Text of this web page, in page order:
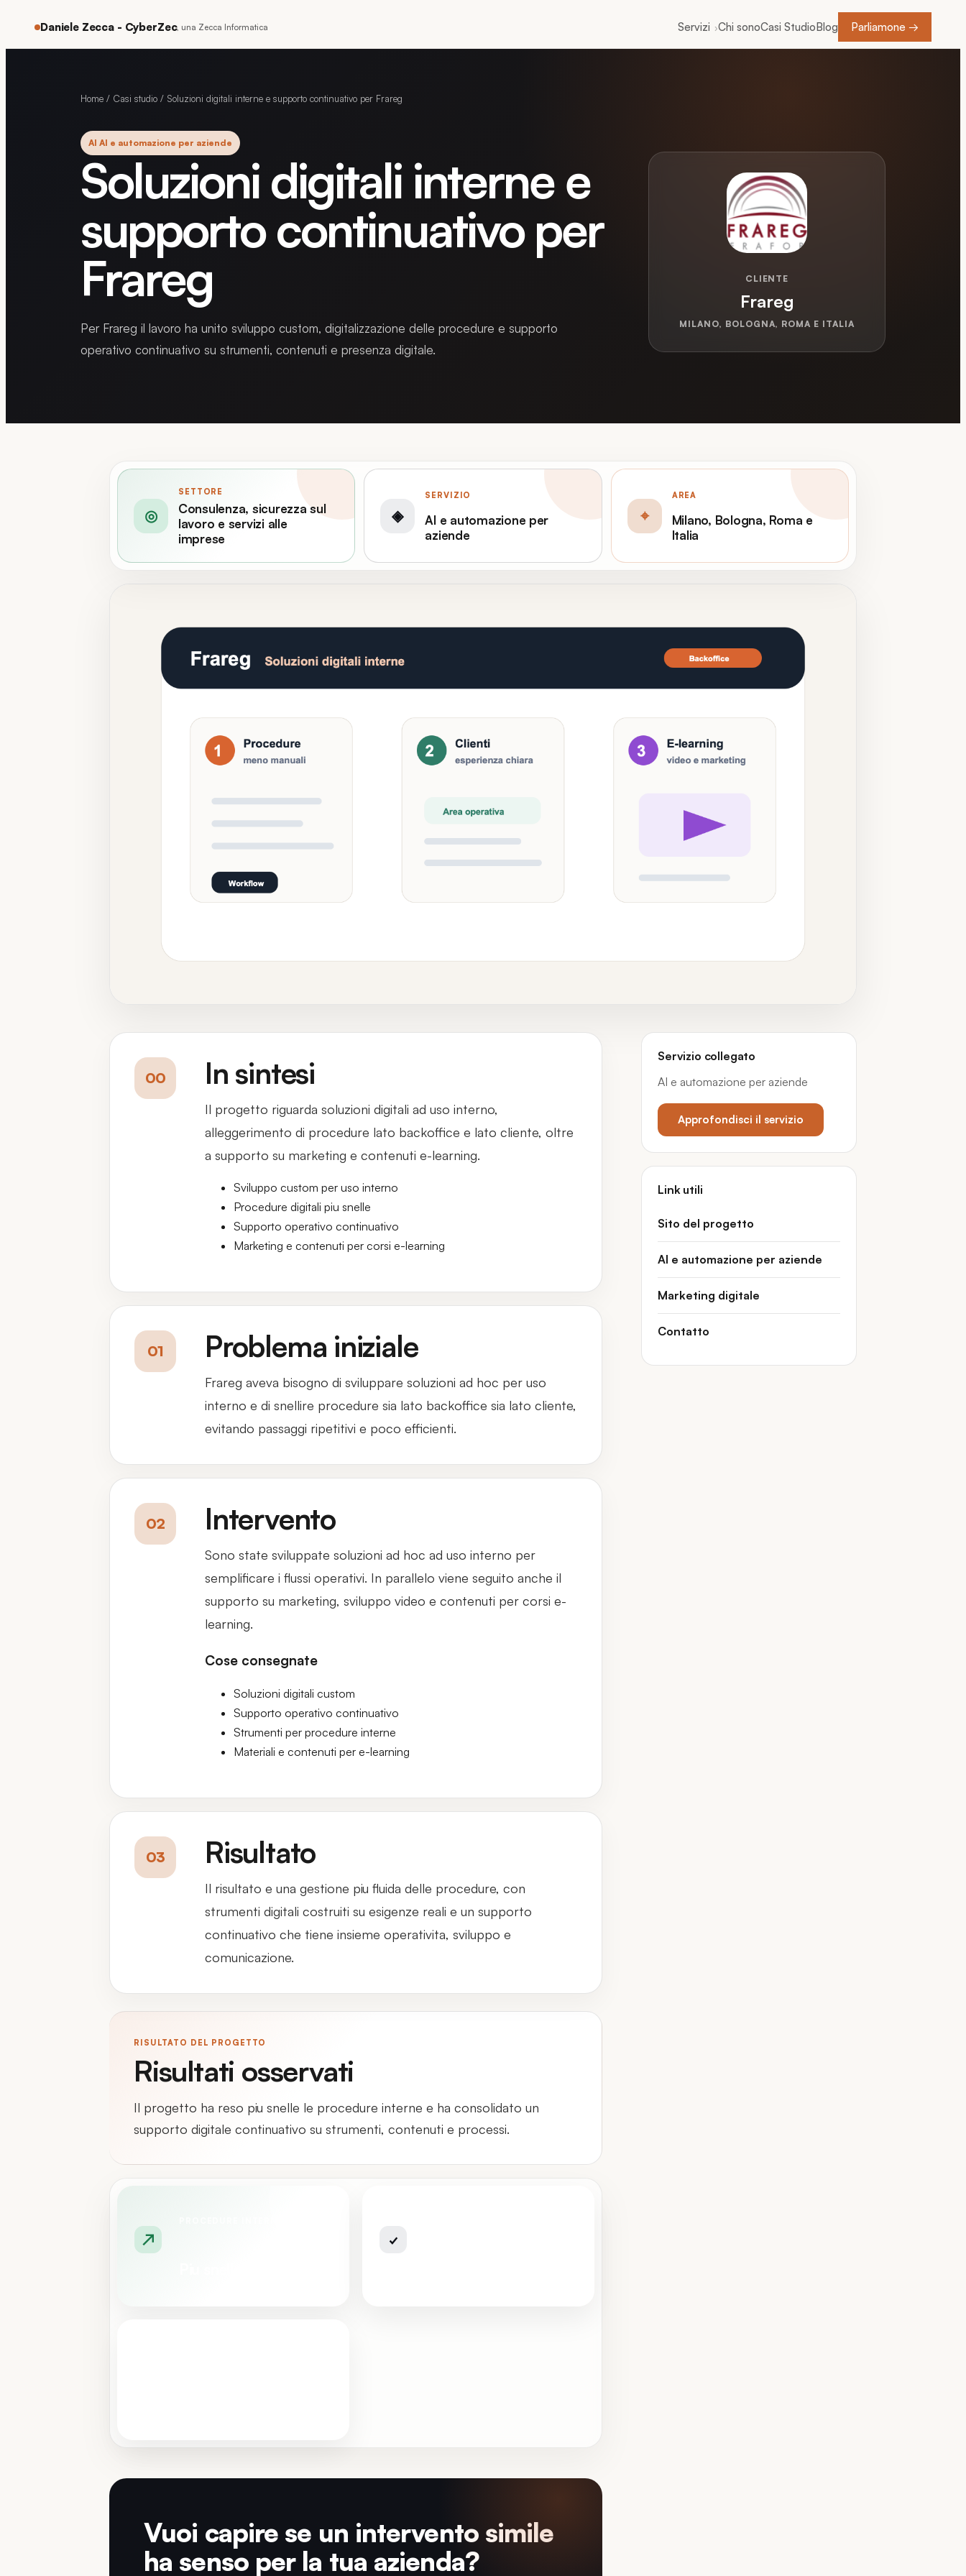
Daniele Zecca - CyberZec, una Zecca Informatica Servizi ›Chi sonoCasi StudioBlog Parliamone →
Home / Casi studio / Soluzioni digitali interne e supporto continuativo per Frareg
AI AI e automazione per aziende
Soluzioni digitali interne e
supporto continuativo per
Frareg
Per Frareg il lavoro ha unito sviluppo custom, digitalizzazione delle procedure e supporto
operativo continuativo su strumenti, contenuti e presenza digitale.
CLIENTE
Frareg
MILANO, BOLOGNA, ROMA E ITALIA
◎
SETTORE
Consulenza, sicurezza sul
lavoro e servizi alle
imprese
◈
SERVIZIO
AI e automazione per
aziende
⌖
AREA
Milano, Bologna, Roma e
Italia
00 In sintesi
Il progetto riguarda soluzioni digitali ad uso interno,
alleggerimento di procedure lato backoffice e lato cliente, oltre
a supporto su marketing e contenuti e-learning.
Sviluppo custom per uso interno
Procedure digitali piu snelle
Supporto operativo continuativo
Marketing e contenuti per corsi e-learning
01 Problema iniziale
Frareg aveva bisogno di sviluppare soluzioni ad hoc per uso
interno e di snellire procedure sia lato backoffice sia lato cliente,
evitando passaggi ripetitivi e poco efficienti.
02 Intervento
Sono state sviluppate soluzioni ad hoc ad uso interno per
semplificare i flussi operativi. In parallelo viene seguito anche il
supporto su marketing, sviluppo video e contenuti per corsi e-
learning.
Cose consegnate
Soluzioni digitali custom
Supporto operativo continuativo
Strumenti per procedure interne
Materiali e contenuti per e-learning
03 Risultato
Il risultato e una gestione piu fluida delle procedure, con
strumenti digitali costruiti su esigenze reali e un supporto
continuativo che tiene insieme operativita, sviluppo e
comunicazione.
RISULTATO DEL PROGETTO
Risultati osservati
Il progetto ha reso piu snelle le procedure interne e ha consolidato un
supporto digitale continuativo su strumenti, contenuti e processi.
Vuoi capire se un intervento simile
ha senso per la tua azienda?
Servizio collegato
AI e automazione per aziende
Approfondisci il servizio
Link utili
Sito del progetto
AI e automazione per aziende
Marketing digitale
Contatto